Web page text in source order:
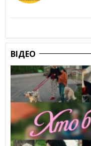
ВІДЕО